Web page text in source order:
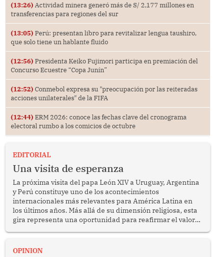
(13:26) Actividad minera generó más de S/ 2,177 millones en
transferencias para regiones del sur
(13:05) Perú: presentan libro para revitalizar lengua taushiro,
que solo tiene un hablante fluido
(12:56) Presidenta Keiko Fujimori participa en premiación del
Concurso Ecuestre “Copa Junín”
(12:52) Conmebol expresa su "preocupación por las reiteradas
acciones unilaterales" de la FIFA
(12:44) ERM 2026: conoce las fechas clave del cronograma
electoral rumbo a los comicios de octubre
EDITORIAL
Una visita de esperanza
La próxima visita del papa León XIV a Uruguay, Argentina
y Perú constituye uno de los acontecimientos
internacionales más relevantes para América Latina en
los últimos años. Más allá de su dimensión religiosa, esta
gira representa una oportunidad para reafirmar el valor
enfrenta desafíos en materia de desarrollo, cohesión
OPINION